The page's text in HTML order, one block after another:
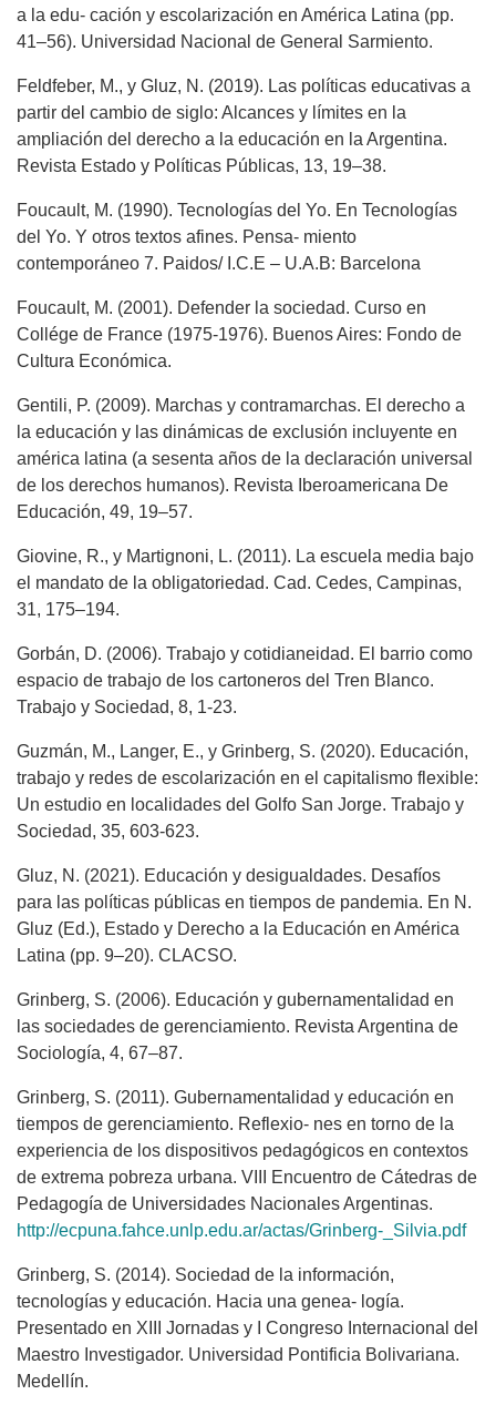
a la edu- cación y escolarización en América Latina (pp.
41–56). Universidad Nacional de General Sarmiento.
Feldfeber, M., y Gluz, N. (2019). Las políticas educativas a
partir del cambio de siglo: Alcances y límites en la
ampliación del derecho a la educación en la Argentina.
Revista Estado y Políticas Públicas, 13, 19–38.
Foucault, M. (1990). Tecnologías del Yo. En Tecnologías
del Yo. Y otros textos afines. Pensa- miento
contemporáneo 7. Paidos/ I.C.E – U.A.B: Barcelona
Foucault, M. (2001). Defender la sociedad. Curso en
Collége de France (1975-1976). Buenos Aires: Fondo de
Cultura Económica.
Gentili, P. (2009). Marchas y contramarchas. El derecho a
la educación y las dinámicas de exclusión incluyente en
américa latina (a sesenta años de la declaración universal
de los derechos humanos). Revista Iberoamericana De
Educación, 49, 19–57.
Giovine, R., y Martignoni, L. (2011). La escuela media bajo
el mandato de la obligatoriedad. Cad. Cedes, Campinas,
31, 175–194.
Gorbán, D. (2006). Trabajo y cotidianeidad. El barrio como
espacio de trabajo de los cartoneros del Tren Blanco.
Trabajo y Sociedad, 8, 1-23.
Guzmán, M., Langer, E., y Grinberg, S. (2020). Educación,
trabajo y redes de escolarización en el capitalismo flexible:
Un estudio en localidades del Golfo San Jorge. Trabajo y
Sociedad, 35, 603-623.
Gluz, N. (2021). Educación y desigualdades. Desafíos
para las políticas públicas en tiempos de pandemia. En N.
Gluz (Ed.), Estado y Derecho a la Educación en América
Latina (pp. 9–20). CLACSO.
Grinberg, S. (2006). Educación y gubernamentalidad en
las sociedades de gerenciamiento. Revista Argentina de
Sociología, 4, 67–87.
Grinberg, S. (2011). Gubernamentalidad y educación en
tiempos de gerenciamiento. Reflexio- nes en torno de la
experiencia de los dispositivos pedagógicos en contextos
de extrema pobreza urbana. VIII Encuentro de Cátedras de
Pedagogía de Universidades Nacionales Argentinas.
http://ecpuna.fahce.unlp.edu.ar/actas/Grinberg-_Silvia.pdf
Grinberg, S. (2014). Sociedad de la información,
tecnologías y educación. Hacia una genea- logía.
Presentado en XIII Jornadas y I Congreso Internacional del
Maestro Investigador. Universidad Pontificia Bolivariana.
Medellín.